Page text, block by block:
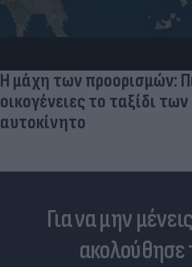
Η μάχη των προορισμών:
οικογένειες το ταξίδι
αυτοκίνητο
Για να μην
ακολούθησε